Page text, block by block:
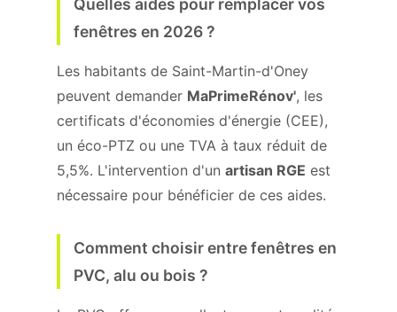
Quelles aides pour remplacer vos
fenêtres en 2026 ?
Les habitants de Saint-Martin-d'Oney
peuvent demander MaPrimeRénov', les
certificats d'économies d'énergie (CEE),
un éco-PTZ ou une TVA à taux réduit de
5,5%. L'intervention d'un artisan RGE est
nécessaire pour bénéficier de ces aides.
Comment choisir entre fenêtres en
PVC, alu ou bois ?